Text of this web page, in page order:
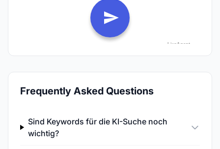
Frequently Asked Questions
Sind Keywords für die KI-Suche noch
wichtig?